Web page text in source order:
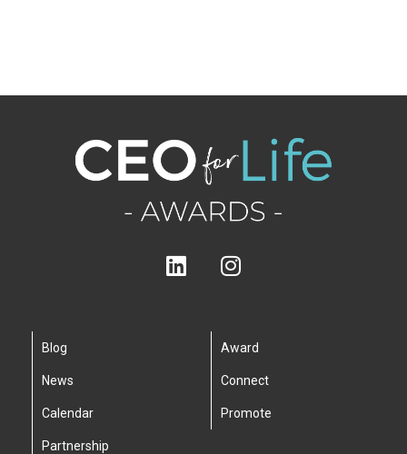
Blog
News
Calendar
Partnership
Award
Connect
Promote